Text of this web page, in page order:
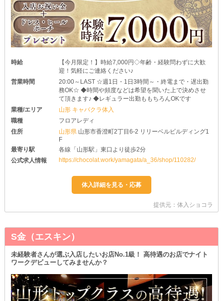
時給
【今月限定！】時給7,000円◇年齢・経験問わずに大歓
迎！気軽にご連絡ください♪
営業時間
20:00～LAST ☆週1日・1日3時間～・終電まで・遅出勤
務OK☆ ◆時間や頻度などは希望を聞いた上で決めさせ
て頂きます♪ ◆レギュラー出勤ももちろんOKです
業種/エリア
山形 キャバクラ体入
職種
フロアレディ
住所
山形県 山形市香澄町2丁目6-2 リリーベルビルディング1
F
最寄り駅
各線「山形駅」東口より徒歩2分
公式求人情報
https://chocolat.work/yamagata/a_36/shop/110282/
提供元：体入ショコラ
S金（エスキン）
未経験者さんが選ぶ入店したいお店No.1級！ 高待遇のお店でナイト
ワークデビューしてみませんか？